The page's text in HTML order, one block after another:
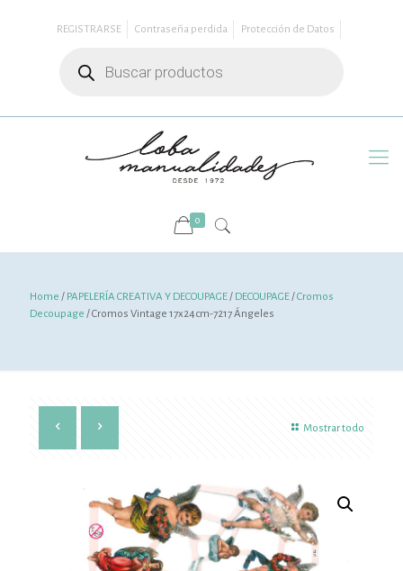
REGISTRARSE Contraseña perdida
Protección de Datos
productos
0
Home / PAPELERÍA CREATIVA Y DECOUPAGE/ DECOUPAGE/Cromos
Decoupage / Cromos Vintage 17x24cm-7217 Ángeles
Mostrar todo